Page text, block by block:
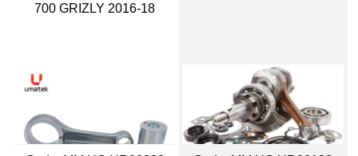
700 GRIZLY 2016-18